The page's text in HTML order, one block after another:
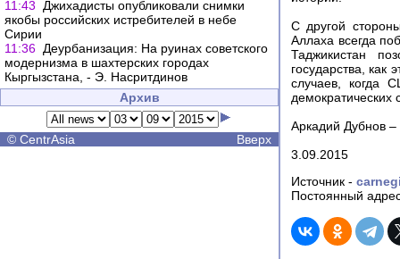
11:43
Джихадисты опубликовали снимки
якобы российских истребителей в небе
Сирии
11:36 Деурбанизация: На руинах советского
модернизма в шахтерских городах
Кыргызстана, - Э. Насритдинов
Архив
© CentrAsia Вверх
С другой
Аллаха всегда
Таджикистан
государства, как
случаев, когда
демократических
Аркадий Дубнов –
3.09.2015
Источник -
Постоянный